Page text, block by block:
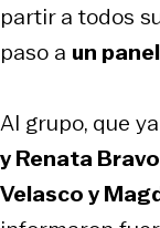
partir a todos
paso a un
Al grupo, que
y Renata Bravo
Velasco y